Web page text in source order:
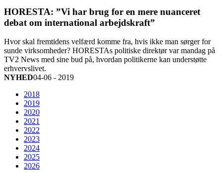
HORESTA: ”Vi har brug for en mere nuanceret
debat om international arbejdskraft”
Hvor skal fremtidens velfærd komme fra, hvis ikke man sørger for
sunde virksomheder? HORESTAs politiske direktør var mandag på
TV2 News med sine bud på, hvordan politikerne kan understøtte
erhvervslivet.
NYHED04-06 - 2019
2018
2019
2020
2021
2022
2023
2024
2025
2026